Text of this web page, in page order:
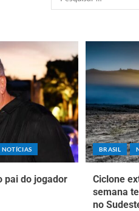
NOTÍCIAS
pai do jogador
BRASIL
Ciclone
semana
no